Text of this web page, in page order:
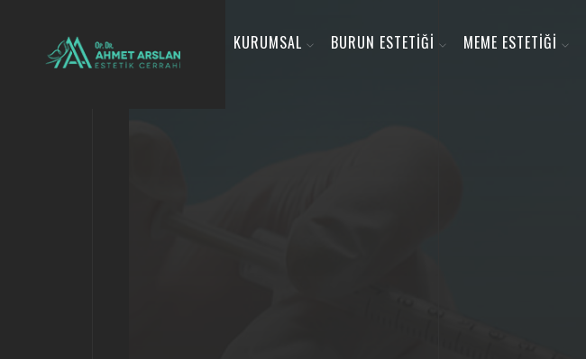
KURUMSAL BURUN ESTETİĞİ MEME ESTETİĞİ